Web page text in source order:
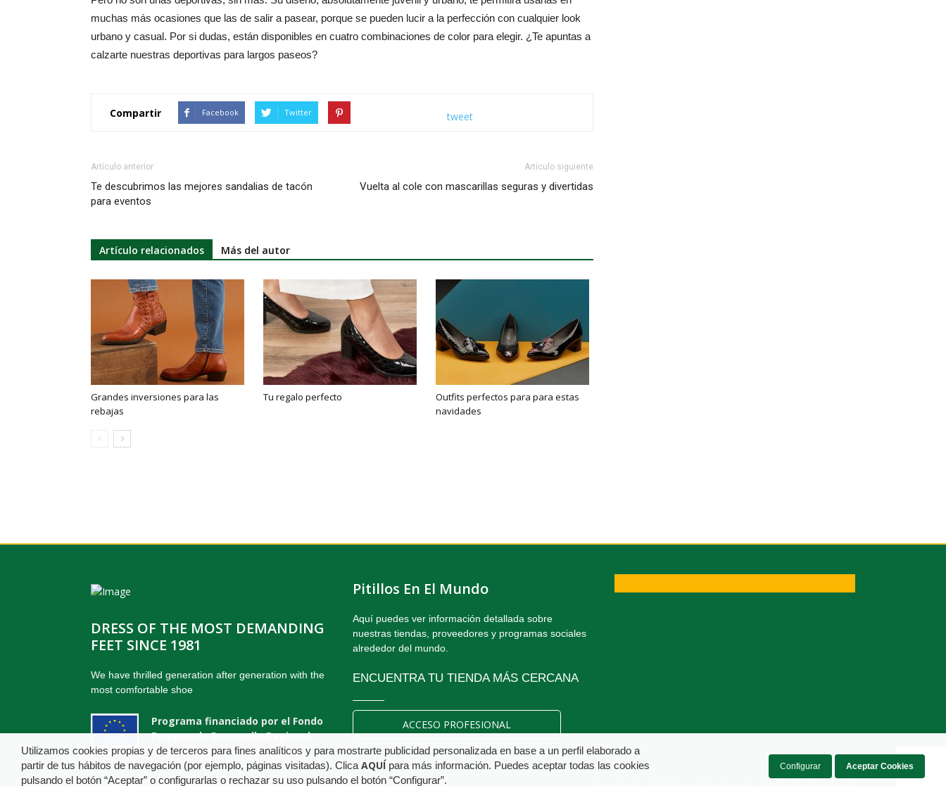
muchas más ocasiones que las de salir a pasear, porque se pueden lucir a la perfección con cualquier look
urbano y casual. Por si dudas, están disponibles en cuatro combinaciones de color para elegir. ¿Te apuntas a
calzarte nuestras deportivas para largos paseos?
Compartir Facebook Twitter tweet
Artículo anterior
Te descubrimos las mejores sandalias de tacón
para eventos
Artículo siguiente
Vuelta al cole con mascarillas seguras y divertidas
Artículo relacionados Más del autor
Grandes inversiones para las
rebajas
Tu regalo perfecto
Outfits perfectos para para estas
navidades
DRESS OF THE MOST DEMANDING
FEET SINCE 1981
We have thrilled generation after generation with the
most comfortable shoe
Programa financiado por el Fondo
Europeo de Desarrollo Regional.
Una manera de hacer Europa.
Pitillos En El Mundo
Aquí puedes ver información detallada sobre
nuestras tiendas, proveedores y programas sociales
alrededor del mundo.
ENCUENTRA TU TIENDA MÁS CERCANA
ACCESO PROFESIONAL
Utilizamos cookies propias y de terceros para fines analíticos y para mostrarte publicidad personalizada en base a un perfil elaborado a
partir de tus hábitos de navegación (por ejemplo, páginas visitadas). Clica AQUÍ para más información. Puedes aceptar todas las cookies
pulsando el botón “Aceptar” o configurarlas o rechazar su uso pulsando el botón “Configurar”.
Configurar Aceptar Cookies